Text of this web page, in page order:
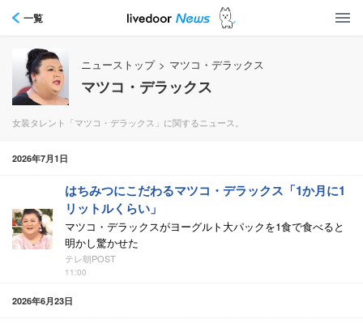
一覧
ニューストップ > マツコ・デラックス
マツコ・デラックス
女装タレント「マツコ・デラックス」に関するニュース。
2026年7月1日
はちみつにこだわるマツコ・デラックス「1か月に1
リットルくらい」
マツコ・デラックスがヨーグルト大パックを1食で食べると
明かし驚かせた
テレ朝POST
11:00
2026年6月23日